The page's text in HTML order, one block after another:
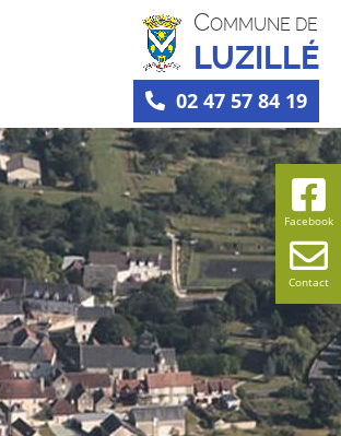
Facebook
Contact
COMMUNE DE
LUZILLÉ
02 47 57 84 19